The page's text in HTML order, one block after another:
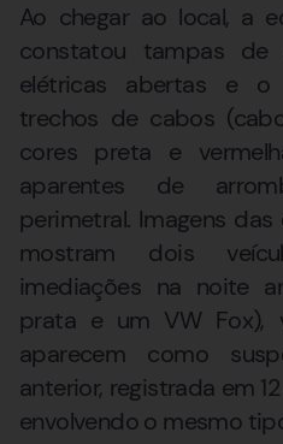
Ao chegar ao local, a
constatou tampas de
elétricas abertas e o
trechos de cabos
cores preta e
aparentes de
perimetral. Imagens
mostram dois
imediações na noite
prata e um VW Fox),
aparecem como
anterior, registrada em
envolvendo o mesmo